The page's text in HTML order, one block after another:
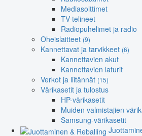
Mediasoittimet
TV-telineet
Radiopuhelimet ja radio
Oheislaitteet (9)
Kannettavat ja tarvikkeet (6)
Kannettavien akut
Kannettavien laturit
Verkot ja liitännät (15)
Värikasetit ja tulostus
HP-värikasetit
Muiden valmistajien
Samsung-värikasetit